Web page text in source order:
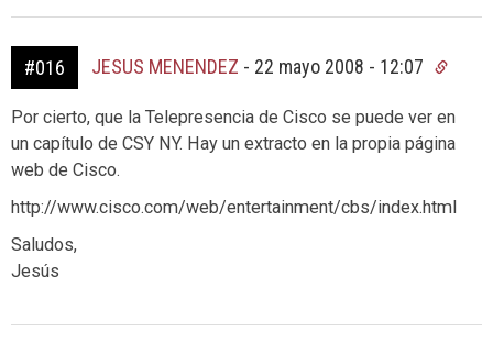
#016 JESUS MENENDEZ - 22 mayo 2008 - 12:07
Por cierto, que la Telepresencia de Cisco se puede ver en
un capítulo de CSY NY. Hay un extracto en la propia página
web de Cisco.
http://www.cisco.com/web/entertainment/cbs/index.html
Saludos,
Jesús